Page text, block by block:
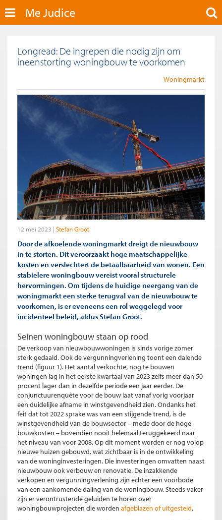
Me Judice
Longread: De ingrepen die nodig zijn om
ineenstorting woningbouw te voorkomen
Woningmarkt
12 mei 2023 Stefan Groot
Door de afkoelende woningmarkt dreigt de nieuwbouw
in te storten. Dit veroorzaakt hoge maatschappelijke
kosten en verslechtert de betaalbaarheid van wonen. Een
stabielere woningbouw vereist vooral structurele
hervormingen. Om tijdens de huidige neergang van de
woningmarkt een sterke terugval van de nieuwbouw te
voorkomen, is er eveneens een rol weggelegd voor
incidenteel beleid, aldus Stefan Groot.
Seinen woningbouw staan op rood
De verkoop van nieuwbouwwoningen is sinds vorige zomer
sterk gedaald. Ook de vergunningverlening toont een dalende
trend (figuur 1). Het aantal verkochte, nog te bouwen
woningen lag in het eerste kwartaal van 2023 zelfs meer dan 50
procent lager dan in dezelfde periode een jaar eerder. De
conjunctuurenquête voor de bouw laat vanaf vorig voorjaar
een duidelijke afname in winstgevendheid zien. Ondanks het
feit dat tot 2022 sprake was van een stijgende trend, is de
winstgevendheid van de bouwsector – mede door de hoge
bouwkosten – bovendien nooit helemaal teruggekeerd naar
het niveau van voor 2008. Op dit moment worden er nog volop
nieuwe huizen gebouwd, wat zichtbaar is in de ontwikkeling
van de woninginvesteringen. Die investeringen omvatten naast
nieuwbouw ook verbouw en renovatie. De inzakkende
verkopen en vergunningverlening zijn echter een voorbode
van een aankomende daling van de woningbouw. Steeds vaker
zijn er verontrustende geluiden te horen over
woningbouwprojecten die worden afgeblazen of uitgesteld.